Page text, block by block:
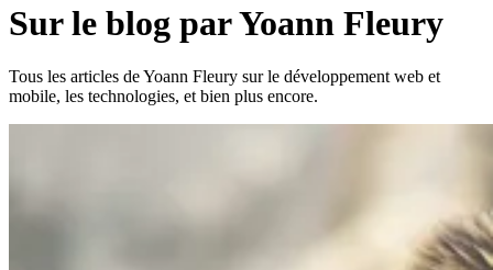
Sur le blog par Yoann Fleury
Tous les articles de Yoann Fleury sur le développement web et
mobile, les technologies, et bien plus encore.